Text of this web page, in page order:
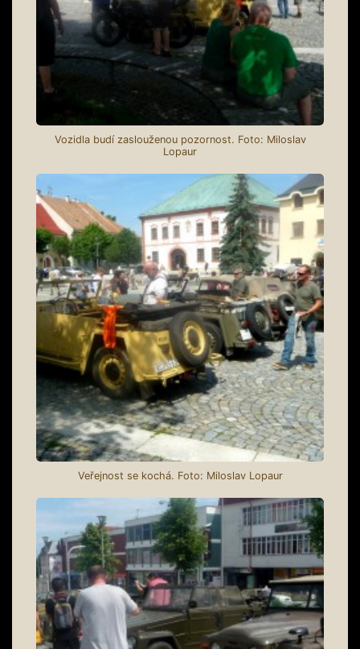
Vozidla budí zaslouženou pozornost. Foto: Miloslav
Lopaur
Veřejnost se kochá. Foto: Miloslav Lopaur